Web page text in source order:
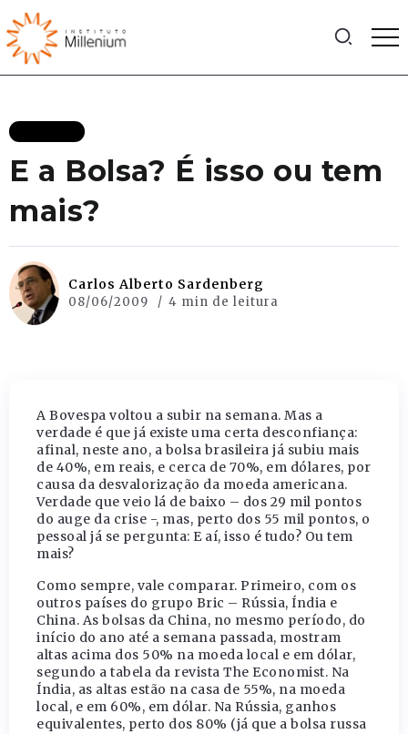
E a Bolsa? É isso ou tem
mais?
Carlos Alberto Sardenberg
08/06/2009 4 min de leitura
A Bovespa voltou a subir na semana. Mas a
verdade é que já existe uma certa desconfiança:
afinal, neste ano, a bolsa brasileira já subiu mais
de 40%, em reais, e cerca de 70%, em dólares, por
causa da desvalorização da moeda americana.
Verdade que veio lá de baixo – dos 29 mil pontos
do auge da crise -, mas, perto dos 55 mil pontos, o
pessoal já se pergunta: E aí, isso é tudo? Ou tem
mais?
Como sempre, vale comparar. Primeiro, com os
outros países do grupo Bric – Rússia, Índia e
China. As bolsas da China, no mesmo período, do
início do ano até a semana passada, mostram
altas acima dos 50% na moeda local e em dólar,
segundo a tabela da revista The Economist. Na
Índia, as altas estão na casa de 55%, na moeda
local, e em 60%, em dólar. Na Rússia, ganhos
equivalentes, perto dos 80% (já que a bolsa russa